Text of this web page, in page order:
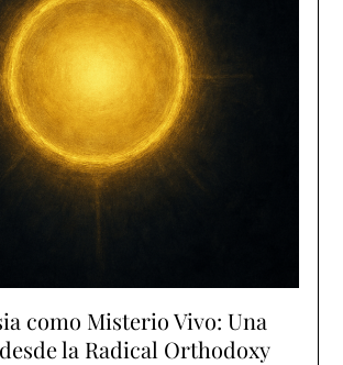
como Misterio Vivo: Una
la Radical Orthodoxy